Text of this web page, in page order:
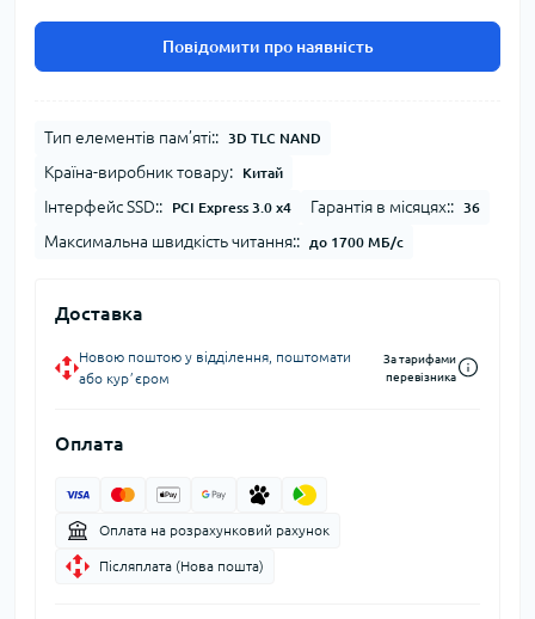
Повідомити про наявність
Тип елементів пам’яті:: 3D TLC NAND
Країна-виробник товару: Китай
Інтерфейс SSD:: PCI Express 3.0 x4 Гарантія в місяцях:: 36
Максимальна швидкість читання:: до 1700 МБ/с
Доставка
Новою поштою у відділення, поштомати
або курʼєром
За тарифами
перевізника
Оплата
Оплата на розрахунковий рахунок
Післяплата (Нова пошта)